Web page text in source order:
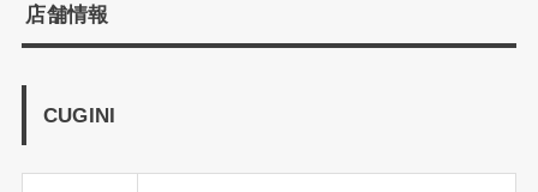
店舗情報
CUGINI